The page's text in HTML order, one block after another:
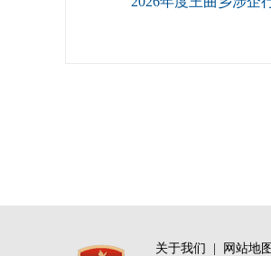
关于我们 网站地图